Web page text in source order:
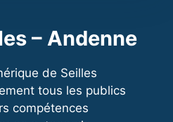
– Andenne
de Seilles
tous les publics
compétences